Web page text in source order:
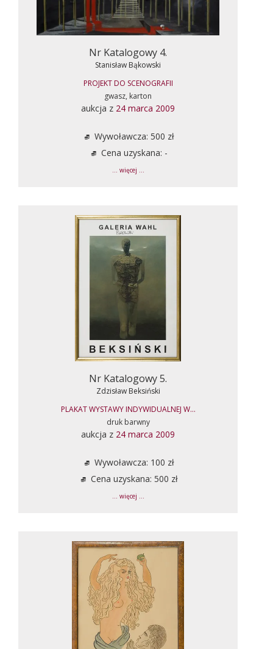
Nr Katalogowy 4.
Stanisław Bąkowski
PROJEKT DO SCENOGRAFII
gwasz, karton
aukcja z 24 marca 2009
Wywoławcza: 500 zł
Cena uzyskana: -
... więcej ...
Nr Katalogowy 5.
Zdzisław Beksiński
PLAKAT WYSTAWY INDYWIDUALNEJ W...
druk barwny
aukcja z 24 marca 2009
Wywoławcza: 100 zł
Cena uzyskana: 500 zł
... więcej ...